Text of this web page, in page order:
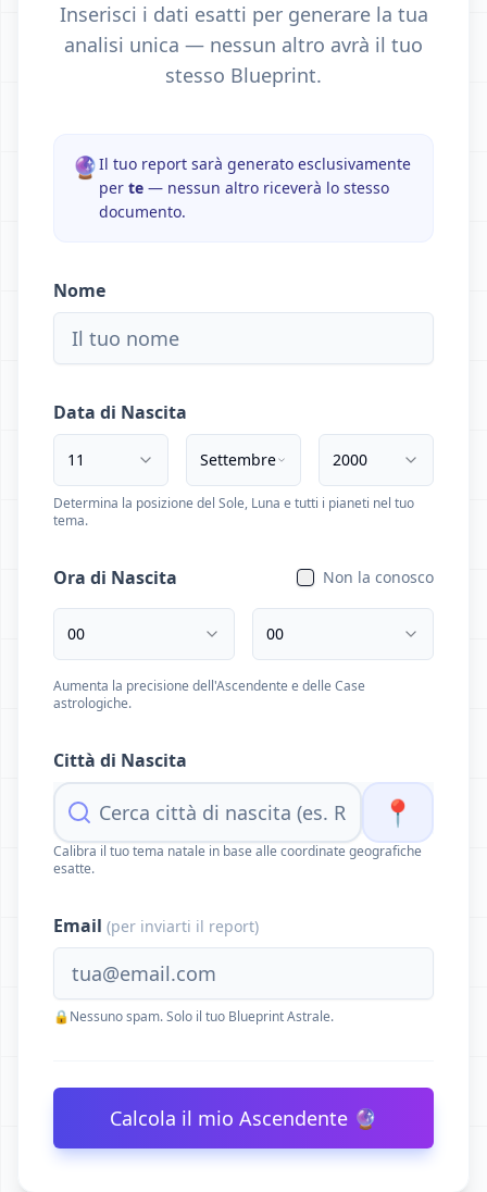
Inserisci i dati esatti per generare la tua
analisi unica — nessun altro avrà il tuo
stesso Blueprint.
🔮Il tuo report sarà generato esclusivamente
per te — nessun altro riceverà lo stesso
documento.
Nome
Data di Nascita
11 Settembre 2000
Determina la posizione del Sole, Luna e tutti i pianeti nel tuo
tema.
Ora di Nascita Non la conosco
00 00
Aumenta la precisione dell'Ascendente e delle Case
astrologiche.
Città di Nascita
📍
Calibra il tuo tema natale in base alle coordinate geografiche
esatte.
Email (per inviarti il report)
🔒Nessuno spam. Solo il tuo Blueprint Astrale.
Calcola il mio Ascendente 🔮